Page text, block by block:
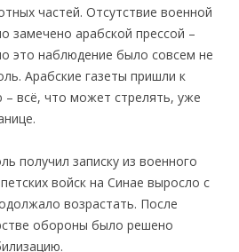
частей. Отсутствие военной
замечено арабской прессой –
это наблюдение было совсем нe
Арабские газеты пришли к
всё, что может стрелять, уже
получил записку из военного
войск на Синае выросло с
возрастать. После
обороны было решено